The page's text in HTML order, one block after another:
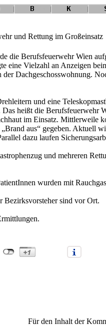
und Rettung im Großeinsatz
die Berufsfeuerwehr Wien
eine Vielzahl an Anzeigen
der Dachgeschosswohnung.
und eine
heißt die
im Einsatz. Mittlerweile
aus“ gegeben. Aktuell
dazu laufen
und mehreren
wurden mit
Bezirksvorsteher sind vor Ort.
Für den Inhalt der